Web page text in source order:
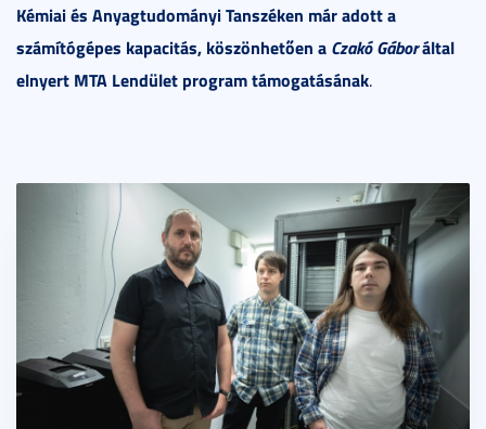
Kémiai és Anyagtudományi Tanszéken már adott a
számítógépes kapacitás, köszönhetően a Czakó Gáboráltal
elnyert MTA Lendület program támogatásának.